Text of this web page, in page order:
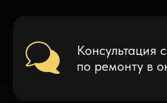
Что делать после замены аккумулятора
на смартфоне?